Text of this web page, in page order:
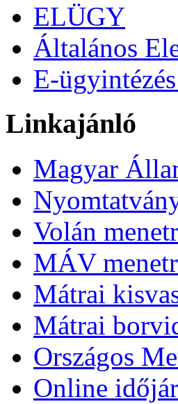
ELÜGY
Általános
E-
Linkajánló
Magyar
Volán
MÁV
Mátrai
Mátrai
Országos
Online